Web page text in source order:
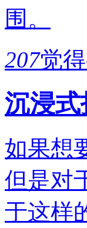
围。
207觉
沉浸
如果想
但是对
于这样